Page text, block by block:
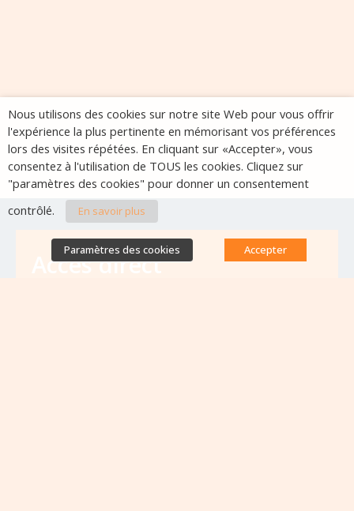
Accès direct
Nous utilisons des cookies sur notre site Web pour vous offrir
l'expérience la plus pertinente en mémorisant vos préférences
lors des visites répétées. En cliquant sur «Accepter», vous
consentez à l'utilisation de TOUS les cookies. Cliquez sur
"paramètres des cookies" pour donner un consentement
contrôlé.
En savoir plus
Paramètres des cookies Accepter